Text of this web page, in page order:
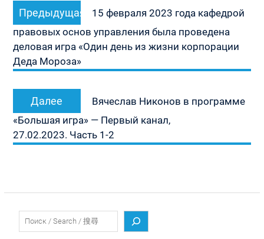
по
записям
Предыдущая
Предыдущая
запись:
15 февраля 2023 года кафедрой
правовых основ управления была проведена
деловая игра «Один день из жизни корпорации
Деда Мороза»
Далее
запись:
Вячеслав Никонов в программе
«Большая игра» — Первый канал,
27.02.2023. Часть 1-2